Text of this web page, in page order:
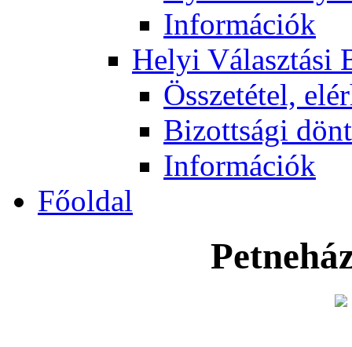
Információk
Helyi Választási
Összetétel,
Bizottsági
Információk
Főoldal